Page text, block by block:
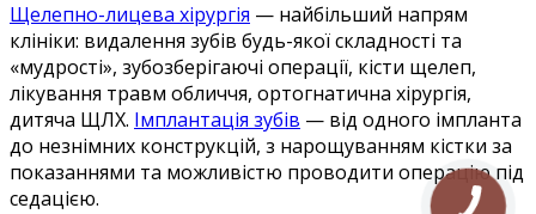
Щелепно-лицева хірургія — найбільший напрям
клініки: видалення зубів будь-якої складності та
«мудрості», зубозберігаючі операції, кісти щелеп,
лікування травм обличчя, ортогнатична хірургія,
дитяча ЩЛХ. Імплантація зубів — від одного імпланта
до незнімних конструкцій, з нарощуванням кістки за
показаннями та можливістю проводити операцію під
седацією.